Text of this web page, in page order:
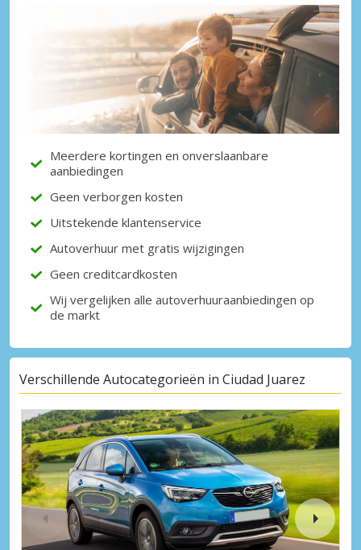
Meerdere kortingen en onverslaanbare
aanbiedingen
Geen verborgen kosten
Uitstekende klantenservice
Autoverhuur met gratis wijzigingen
Geen creditcardkosten
Wij vergelijken alle autoverhuuraanbiedingen op
de markt
Verschillende Autocategorieën in Ciudad Juarez
Krijg toegang tot exclusieve
partneraanbiedingen
Inloggen met eLink